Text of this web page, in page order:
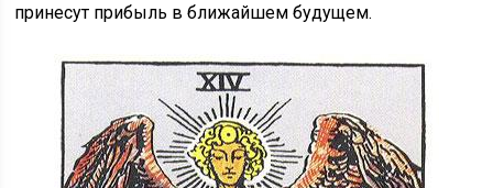
принесут прибыль в ближайшем будущем.